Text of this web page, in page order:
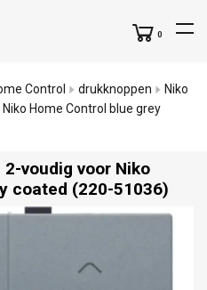
0
Control drukknoppen
Niko
Home Control blue grey
voudig voor Niko
coated (220-51036)